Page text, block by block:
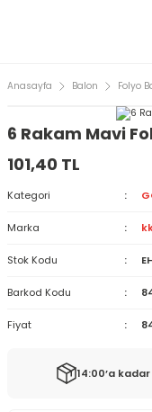
Anasayfa Balon Folyo
6 Rakam Mavi
101,40 TL
Kategori
Marka
Stok Kodu
Barkod Kodu
Fiyat
14:00’a